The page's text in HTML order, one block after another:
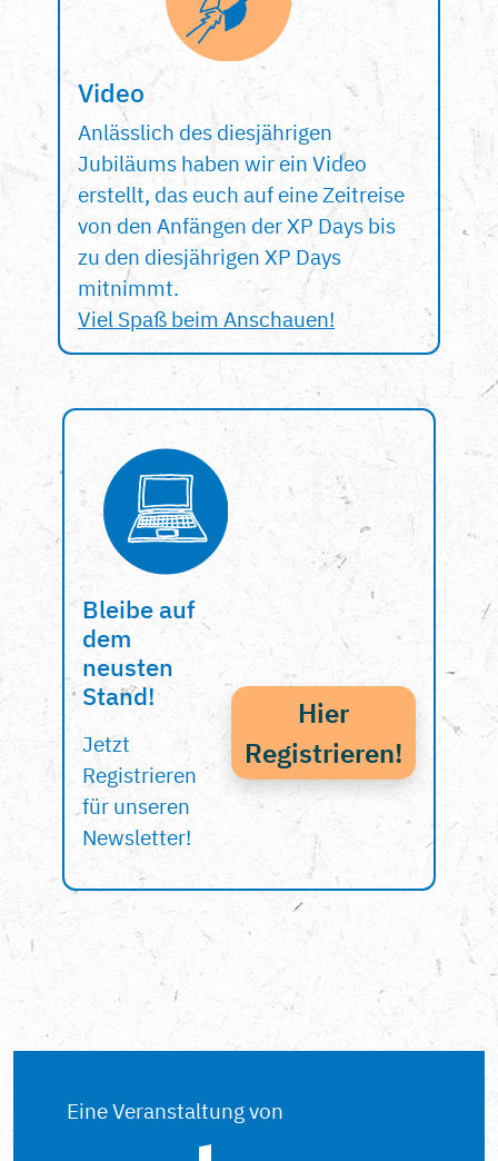
Video
Anlässlich des diesjährigen
Jubiläums haben wir ein Video
erstellt, das euch auf eine Zeitreise
von den Anfängen der XP Days bis
zu den diesjährigen XP Days
mitnimmt.
Viel Spaß beim Anschauen!
Bleibe auf
dem
neusten
Stand!
Jetzt
Registrieren
für unseren
Newsletter!
Hier
Registrieren!
Eine Veranstaltung von